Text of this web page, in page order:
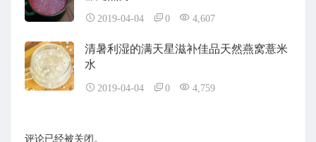
2019-04-04 0 4,607
清暑利湿的满天星滋补佳品天然燕窝薏米
水
2019-04-04 0 4,759
评论已经被关闭。